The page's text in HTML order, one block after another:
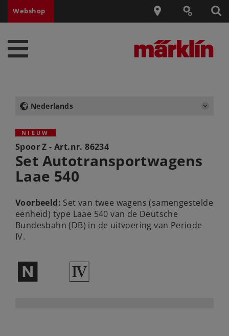
Webshop
Nederlands
NIEUW
Spoor Z - Art.nr.86234
Set Autotransportwagens
Laae 540
Voorbeeld: Set van twee wagens (samengestelde
eenheid) type Laae 540 van de Deutsche
Bundesbahn (DB) in de uitvoering van Periode
IV.
$ 4